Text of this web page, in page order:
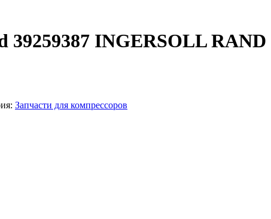
39259387 INGERSOLL RAND
Запчасти для компрессоров